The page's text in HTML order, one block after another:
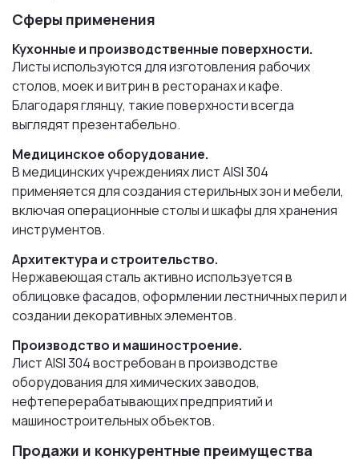
Сферы применения
Кухонные и производственные поверхности.
Листы используются для изготовления рабочих
столов, моек и витрин в ресторанах и кафе.
Благодаря глянцу, такие поверхности всегда
выглядят презентабельно.
Медицинское оборудование.
В медицинских учреждениях лист AISI 304
применяется для создания стерильных зон и мебели,
включая операционные столы и шкафы для хранения
инструментов.
Архитектура и строительство.
Нержавеющая сталь активно используется в
облицовке фасадов, оформлении лестничных перил и
создании декоративных элементов.
Производство и машиностроение.
Лист AISI 304 востребован в производстве
оборудования для химических заводов,
нефтеперерабатывающих предприятий и
машиностроительных объектов.
Продажи и конкурентные преимущества